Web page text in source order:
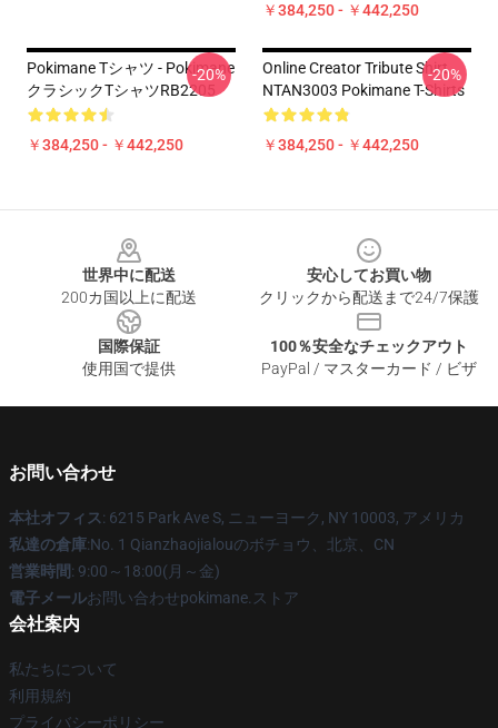
￥384,250 - ￥442,250
Pokimane Tシャツ - Pokimane
クラシックTシャツRB2205
￥384,250 - ￥442,250
-20%
Online Creator Tribute Shirt
NTAN3003 Pokimane T-Shirts
￥384,250 - ￥442,250
-20%
世界中に配送
200カ国以上に配送
安心してお買い物
クリックから配送まで24/7保護
国際保証
使用国で提供
100％安全なチェックアウト
PayPal / マスターカード / ビザ
お問い合わせ
本社オフィス: 6215 Park Ave S, ニューヨーク, NY 10003, アメリカ
私達の倉庫:No. 1 Qianzhaojialouのボチョウ、北京、CN
営業時間: 9:00～18:00(月～金)
電子メールお問い合わせpokimane.ストア
会社案内
私たちについて
利用規約
プライバシーポリシー